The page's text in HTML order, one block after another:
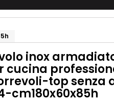
inox
cucina
top senza
cm180x60x85h